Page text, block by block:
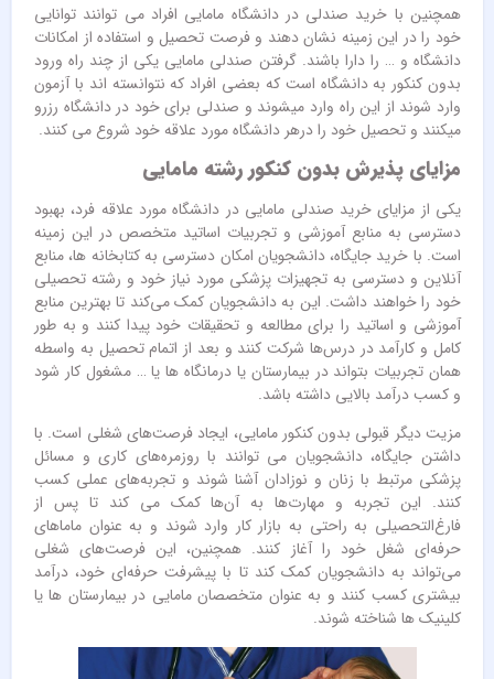
همچنین با خرید صندلی در دانشگاه مامایی افراد می ‌توانند توانایی
خود را در این زمینه نشان دهند و فرصت تحصیل و استفاده از امکانات
دانشگاه و … را دارا باشند. گرفتن صندلی مامایی یکی از چند راه ورود
بدون کنکور به دانشگاه است که بعضی افراد که نتوانسته اند با آزمون
وارد شوند از این راه وارد میشوند و صندلی برای خود در دانشگاه رزرو
میکنند و تحصیل خود را درهر دانشگاه مورد علاقه خود شروع می کنند.
مزایای پذیرش بدون کنکور رشته مامایی
یکی از مزایای خرید صندلی مامایی در دانشگاه مورد علاقه فرد، بهبود
دسترسی به منابع آموزشی و تجربیات اساتید متخصص در این زمینه
است. با خرید جایگاه، دانشجویان امکان دسترسی به کتابخانه‌ ها، منابع
آنلاین و دسترسی به تجهیزات پزشکی مورد نیاز خود و رشته تحصیلی
خود را خواهند داشت. این به دانشجویان کمک می‌کند تا بهترین منابع
آموزشی و اساتید را برای مطالعه و تحقیقات خود پیدا کنند و به طور
کامل و کارآمد در درس‌ها شرکت کنند و بعد از اتمام تحصیل به واسطه
همان تجربیات بتواند در بیمارستان یا درمانگاه ها یا … مشغول کار شود
و کسب درآمد بالایی داشته باشد.
مزیت دیگر قبولی بدون کنکور مامایی، ایجاد فرصت‌های شغلی است. با
داشتن جایگاه، دانشجویان می ‌توانند با روزمره‌های کاری و مسائل
پزشکی مرتبط با زنان و نوزادان آشنا شوند و تجربه‌های عملی کسب
کنند. این تجربه و مهارت‌ها به آن‌ها کمک می ‌کند تا پس از
فارغ‌التحصیلی به راحتی به بازار کار وارد شوند و به عنوان ماماهای
حرفه‌ای شغل خود را آغاز کنند. همچنین، این فرصت‌های شغلی
می‌تواند به دانشجویان کمک کند تا با پیشرفت حرفه‌ای خود، درآمد
بیشتری کسب کنند و به عنوان متخصصان مامایی در بیمارستان ها یا
کلینیک ها شناخته شوند.